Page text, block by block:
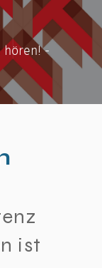
hören! -
ist